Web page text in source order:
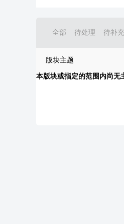
全部 待处理 待补充
版块主题
本版块或指定的范围内尚无